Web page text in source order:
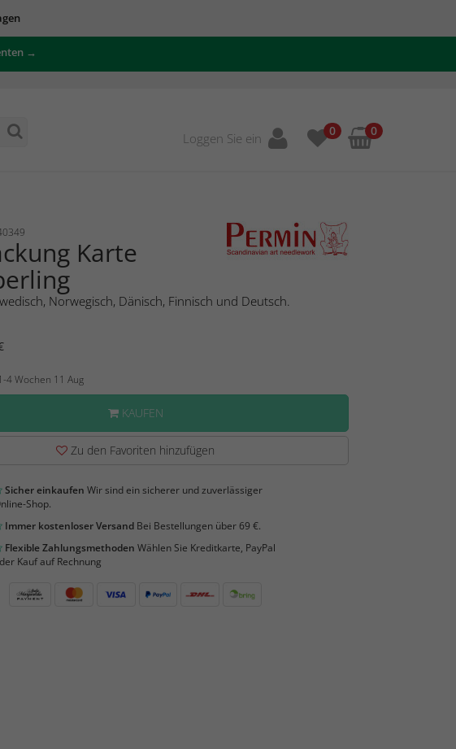
→
Loggen Sie ein 0 0
Karte
Norwegisch, Dänisch, Finnisch und Deutsch.
4 Wochen 11 Aug
KAUFEN
Zu den Favoriten hinzufügen
Sicher einkaufen Wir sind ein sicherer und zuverlässiger
Shop.
Immer kostenloser VersandBei Bestellungen über 69 €.
Flexible Zahlungsmethoden Wählen Sie Kreditkarte, PayPal
Kauf auf Rechnung